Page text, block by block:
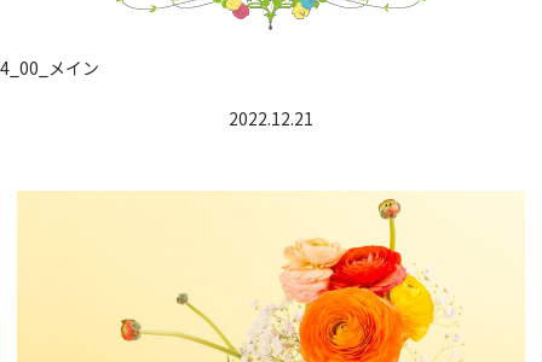
4_00_メイン
2022.12.21